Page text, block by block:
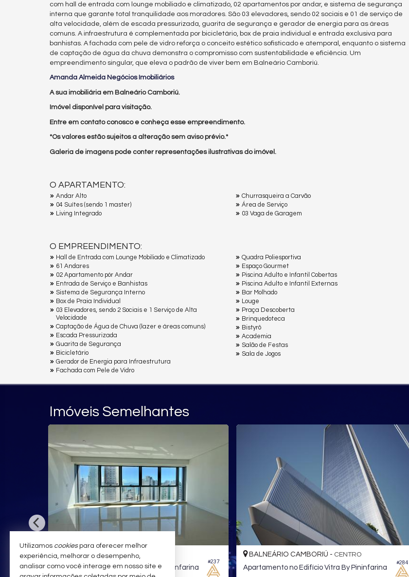
com hall de entrada com lounge mobiliado e climatizado, 02 apartamentos por andar, e sistema de segurança
interna que garante total tranquilidade aos moradores. São 03 elevadores, sendo 02 sociais e 01 de serviço de
alta velocidade, além de escada pressurizada, guarita de segurança e gerador de energia para as áreas
comuns. A infraestrutura é complementada por bicicletário, box de praia individual e entrada exclusiva para
banhistas. A fachada com pele de vidro reforça o conceito estético sofisticado e atemporal, enquanto o sistema
de captação de água da chuva demonstra o compromisso com sustentabilidade e eficiência. Um
empreendimento singular, que eleva o padrão de viver bem em Balneário Camboriú.
Amanda Almeida Negócios Imobiliários
A sua imobiliária em Balneário Camboriú.
Imóvel disponível para visitação.
Entre em contato conosco e conheça esse empreendimento.
*Os valores estão sujeitos a alteração sem aviso prévio.*
Galeria de imagens pode conter representações ilustrativas do imóvel.
O APARTAMENTO:
Andar Alto
04 Suítes (sendo 1 master)
Living Integrado
Churrasqueira a Carvão
Área de Serviço
03 Vaga de Garagem
O EMPREENDIMENTO:
Hall de Entrada com Lounge Mobiliado e Climatizado
61 Andares
02 Apartamento pór Andar
Entrada de Serviço e Banhistas
Sistema de Segurança Interno
Box de Praia Individual
03 Elevadores, sendo 2 Sociais e 1 Serviço de Alta
Velocidade
Captação de Água de Chuva (lazer e áreas comuns)
Escada Pressurizada
Guarita de Segurança
Bicicletário
Gerador de Energia para Infraestrutura
Fachada com Pele de Vidro
Quadra Poliesportiva
Espaço Gourmet
Piscina Adulto e Infantil Cobertas
Piscina Adulto e Infantil Externas
Bar Molhado
Louge
Praça Descoberta
Brinquedoteca
Bistyrô
Academia
Salão de Festas
Sala de Jogos
Imóveis Semelhantes
BALNEÁRIO CAMBORIÚ -CENTRO
Apartamento no Edifício Vitra By Pininfarina
BALNEÁRIO CAMBORIÚ -CENTRO
Apartamento no Edifício Vitra By Pininfarina
Utilizamos cookiespara oferecer melhor
experiência, melhorar o desempenho,
analisar como você interage em nosso site e